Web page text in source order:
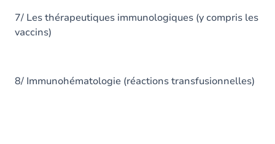
7/ Les thérapeutiques immunologiques (y compris les
vaccins)
8/ Immunohématologie (réactions transfusionnelles)